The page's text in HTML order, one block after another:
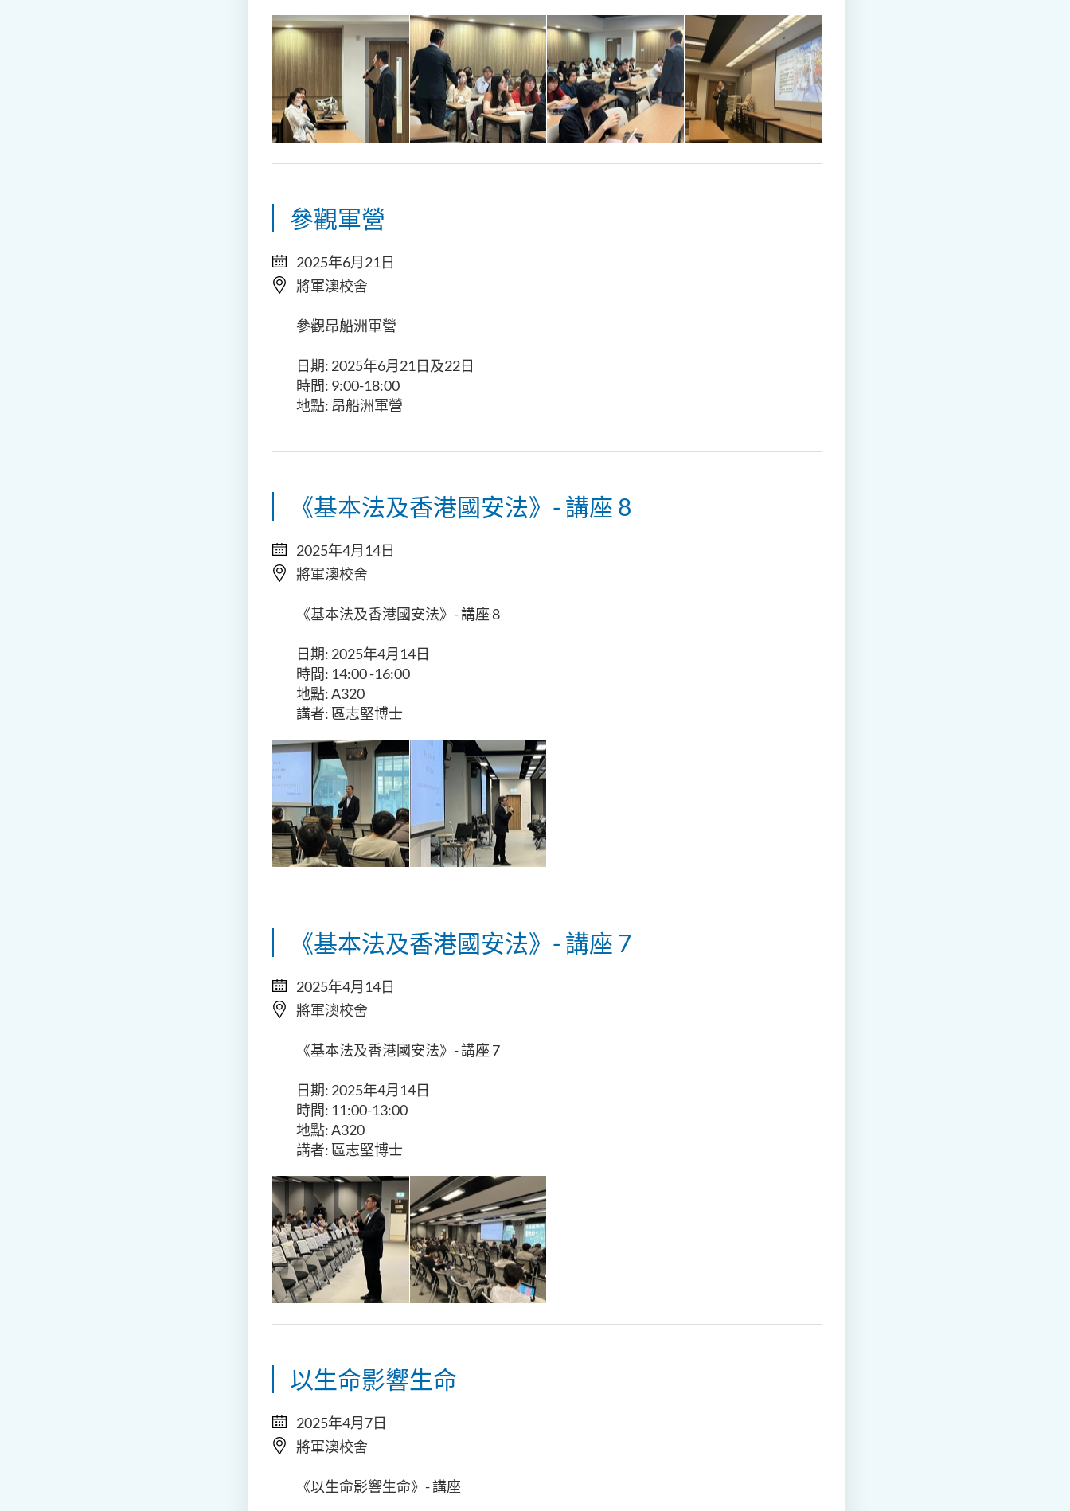
參觀軍營
2025年6月21日
將軍澳校舍
參觀昂船洲軍營
日期: 2025年6月21日及22日
時間: 9:00-18:00
地點: 昂船洲軍營
《基本法及香港國安法》- 講座 8
2025年4月14日
將軍澳校舍
《基本法及香港國安法》- 講座 8
日期: 2025年4月14日
時間: 14:00 -16:00
地點: A320
講者: 區志堅博士
《基本法及香港國安法》- 講座 7
2025年4月14日
將軍澳校舍
《基本法及香港國安法》- 講座 7
日期: 2025年4月14日
時間: 11:00-13:00
地點: A320
講者: 區志堅博士
以生命影響生命
2025年4月7日
將軍澳校舍
《以生命影響生命》- 講座